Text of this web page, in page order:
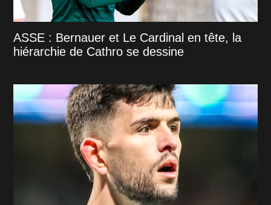
ASSE : Bernauer et Le Cardinal en tête, la
hiérarchie de Cathro se dessine